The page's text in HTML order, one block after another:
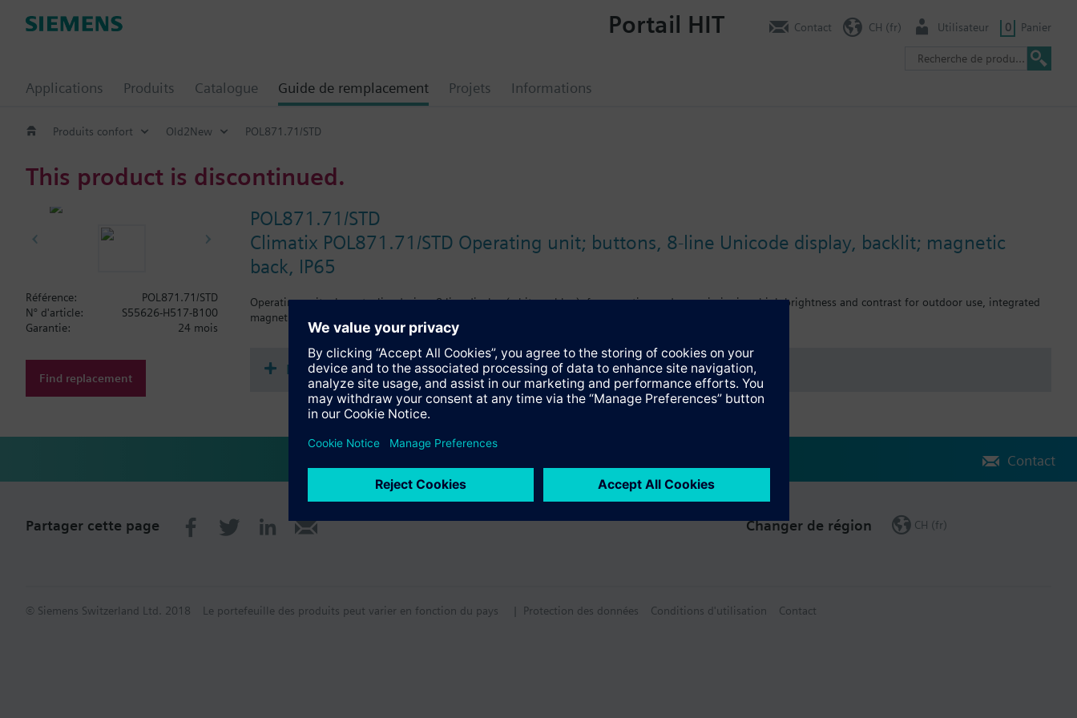
Applications Produits Catalogue Guide de remplacement Projets Informations
Portail HIT Contact CH (fr) Utilisateur 0 Panier
Produits confort Old2New POL871.71/STD
This product is discontinued.
POL871.71/STD
Climatix POL871.71/STD Operating unit; buttons, 8-line Unicode display, backlit; magnetic
back, IP65
Operating unit, elegant, slim design, 8-line display (white or blue), for operation and commissioning, high brightness and contrast for outdoor use, integrated
magnetic plate (IP65).
Référence:
POL871.71/STD
N° d'article:
S55626-H517-B100
Garantie:
24 mois
Find replacement
Documentation
Contact
Partager cette page Changer de région CH (fr)
© Siemens Switzerland Ltd. 2018 Le portefeuille des produits peut varier en fonction du pays | Protection des données Conditions d'utilisation Contact